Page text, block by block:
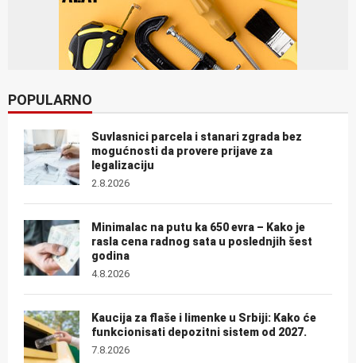
POPULARNO
Suvlasnici parcela i stanari zgrada bez
mogućnosti da provere prijave za
legalizaciju
2.8.2026
Minimalac na putu ka 650 evra – Kako je
rasla cena radnog sata u poslednjih šest
godina
4.8.2026
Kaucija za flaše i limenke u Srbiji: Kako će
funkcionisati depozitni sistem od 2027.
7.8.2026